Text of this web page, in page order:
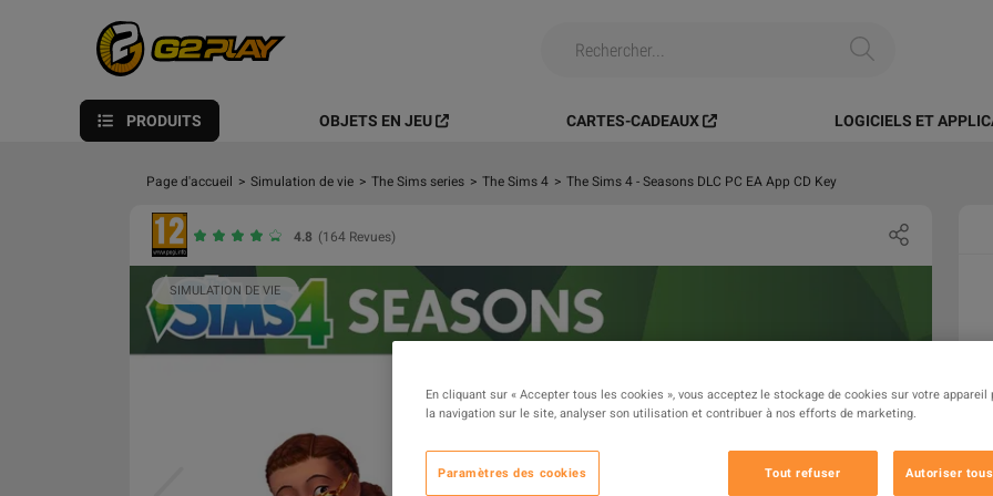
PRODUITS OBJETS EN JEU CARTES-CADEAUX LOGICIELS ET
Page d'accueil > Simulation de vie > The Sims series > The Sims 4 > The Sims 4 - Seasons DLC PC EA App CD Key
4.8 (164 Revues)
SIMULATION DE VIE
En cliquant sur « Accepter tous les cookies », vous acceptez le stockage de cookies sur votre appareil
la navigation sur le site, analyser son utilisation et contribuer à nos efforts de marketing.
Paramètres des cookies Tout refuser Autoriser